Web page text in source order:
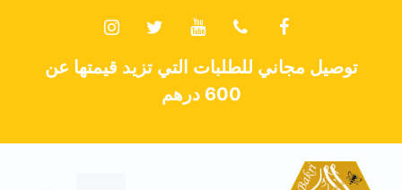
توصيل مجاني للطلبات التي تزيد قيمتها عن
600 درهم